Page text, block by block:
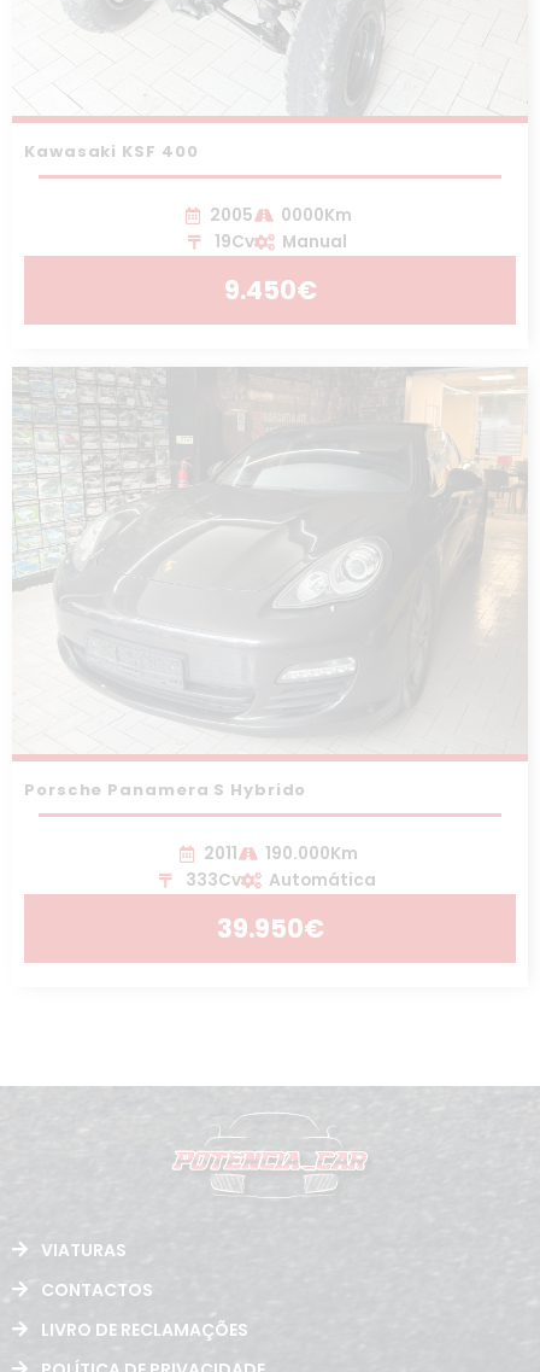
Kawasaki KSF 400
2005
0000Km
19Cv
Manual
9.450€
Porsche Panamera S Hybrido
2011
190.000Km
333Cv
Automática
39.950€
VIATURAS
CONTACTOS
LIVRO DE RECLAMAÇÕES